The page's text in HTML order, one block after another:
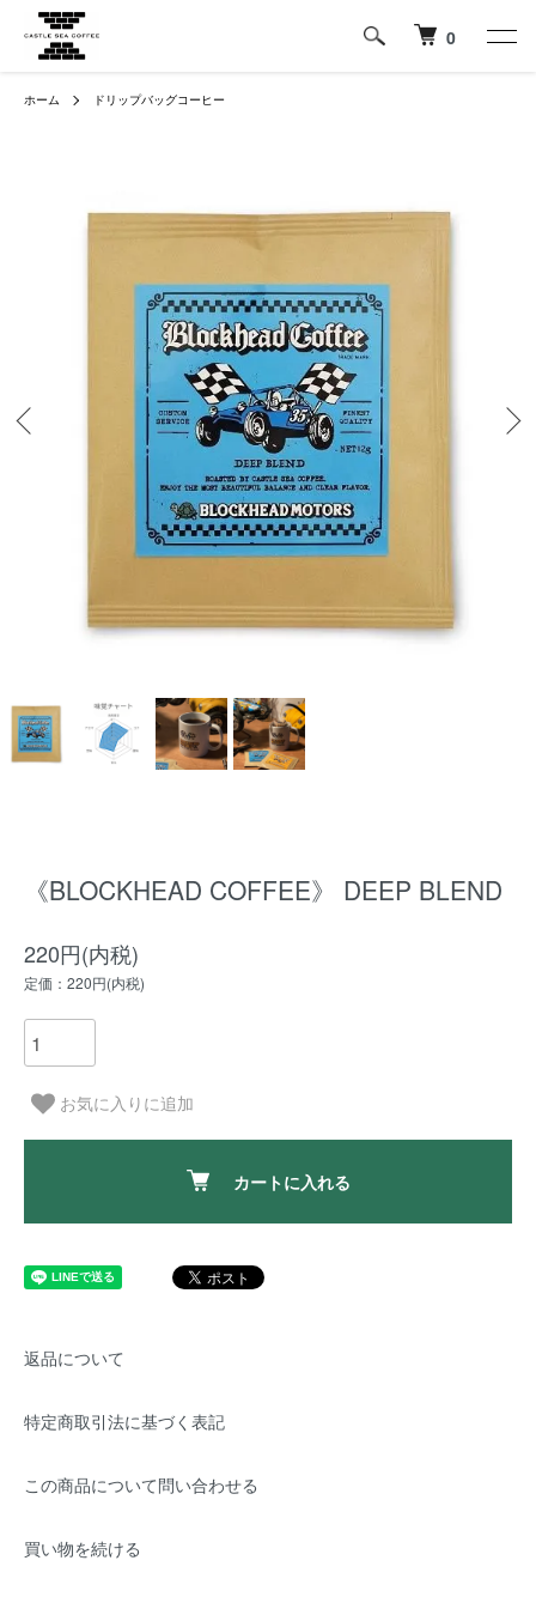
0
ホーム ドリップバッグコーヒー
《BLOCKHEAD COFFEE》 DEEP BLEND
220円(内税)
定価：220円(内税)
お気に入りに追加
カートに入れる
返品について
特定商取引法に基づく表記
この商品について問い合わせる
買い物を続ける